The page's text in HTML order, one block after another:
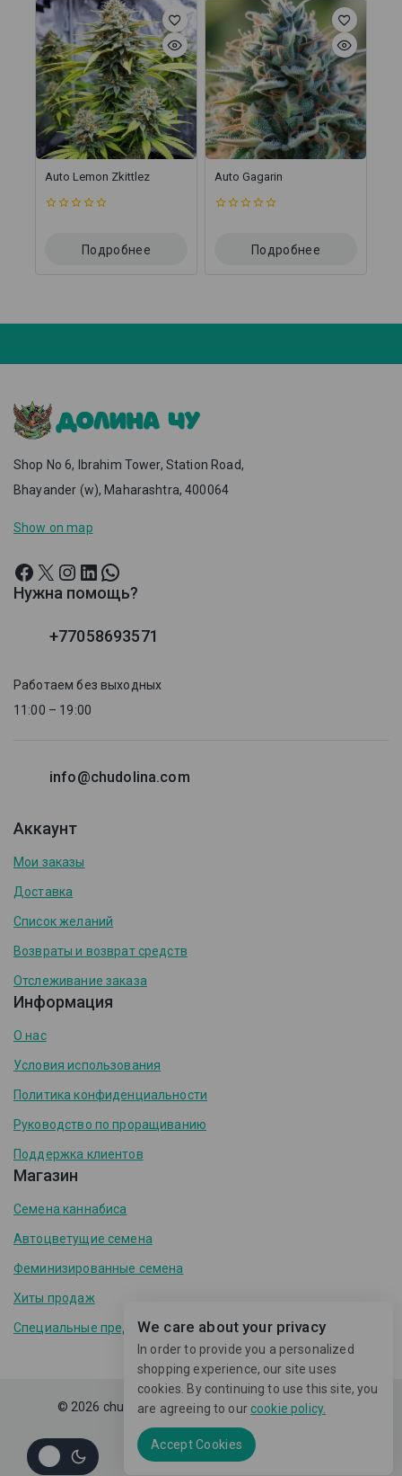
Auto Lemon Zkittlez
Подробнее
Auto Gagarin
Подробнее
Shop No 6, Ibrahim Tower, Station Road,
Bhayander (w), Maharashtra, 400064
Show on map
Нужна помощь?
+77058693571
Работаем без выходных
11:00 – 19:00
info@chudolina.com
Аккаунт
Мои заказы
Доставка
Список желаний
Возвраты и возврат средств
Отслеживание заказа
Информация
О нас
Условия использования
Политика конфиденциальности
Руководство по проращиванию
Поддержка клиентов
Магазин
Семена каннабиса
Автоцветущие семена
Феминизированные семена
Хиты продаж
Специальные предложения
© 2026 chudolina.com -Avanamтема WordPress
We care about your privacy
In order to provide you a personalized
shopping experience, our site uses
cookies. By continuing to use this site, you
are agreeing to ourcookie policy.
Accept Cookies